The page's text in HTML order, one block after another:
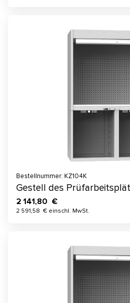
Bestellnummer: KZ104K
Gestell des
2 141,80 €
2 591,58 € einschl. MwSt.